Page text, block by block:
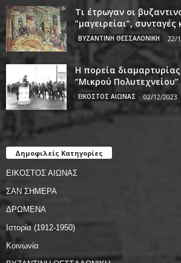
Τι έτρωγαν οι
”μαγειρείαι”, συνταγές
ΒΥΖΑΝΤΙΝΗ ΘΕΣΣΑΛΟΝΙΚΗ 22/
Η πορεία
‘’Μικρού
ΕΙΚΟΣΤΟΣ ΑΙΩΝΑΣ 02/12/2023
Δημοφιλείς Κατηγορίες
ΕΙΚΟΣΤΟΣ ΑΙΩΝΑΣ
ΣΑΝ ΣΗΜΕΡΑ
ΔΡΩΜΕΝΑ
Ιστορία (1912-1950)
Κοινωνία